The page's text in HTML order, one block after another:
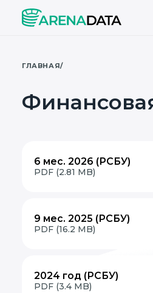
ГЛАВНАЯ/
6 мес. 2026 (РСБУ)
PDF (2.81 MB)
9 мес. 2025 (РСБУ)
PDF (16.2 MB)
2024 год (РСБУ)
PDF (3.4 MB)